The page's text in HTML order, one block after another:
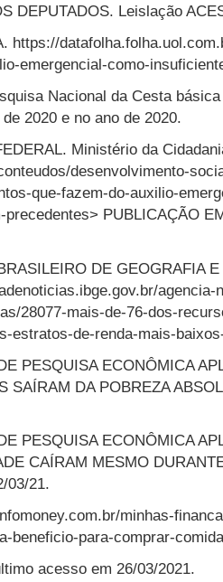
DEPUTADOS. Leislação
https://
emergencial-como-
Nacional da Cesta
2020 e no ano de 2020.
Ministério da
desenvolvimento-
que-fazem-do-auxilio-
PUBLICAÇÃO
DE GEOGRAFIA
agencia-
28077-mais-de-76-dos-
estratos-de-renda-mais-
PESQUISA ECONÔMICA
SAÍRAM DA POBREZA
PESQUISA ECONÔMICA
CAÍRAM MESMO
03/21.
minhas-
beneficio-para-comprar-
acesso em 26/03/2021.